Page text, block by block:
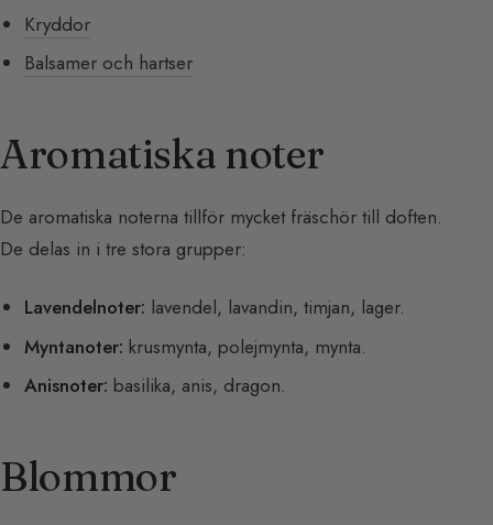
Kryddor
Balsamer och hartser
Aromatiska noter
De aromatiska noterna tillför mycket fräschör till doften.
De delas in i tre stora grupper:
Lavendelnoter: lavendel, lavandin, timjan, lager.
Myntanoter: krusmynta, polejmynta, mynta.
Anisnoter: basilika, anis, dragon.
Blommor